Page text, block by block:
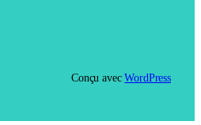
Conçu avecWordPress